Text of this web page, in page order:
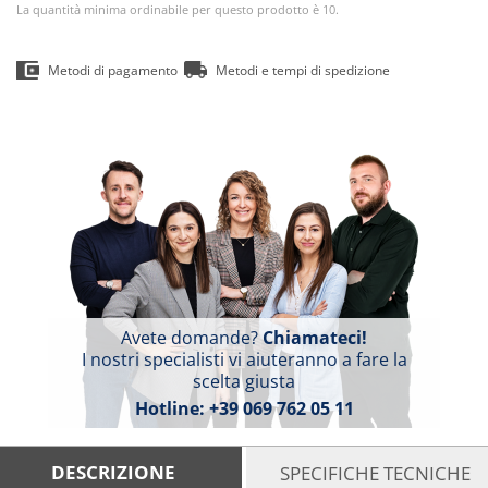
La quantità minima ordinabile per questo prodotto è 10.
Metodi di pagamento Metodi e tempi di spedizione
Avete domande?Chiamateci!
I nostri specialisti vi aiuteranno a fare la
scelta giusta
Hotline:+39 069 762 05 11
DESCRIZIONE SPECIFICHE TECNICHE